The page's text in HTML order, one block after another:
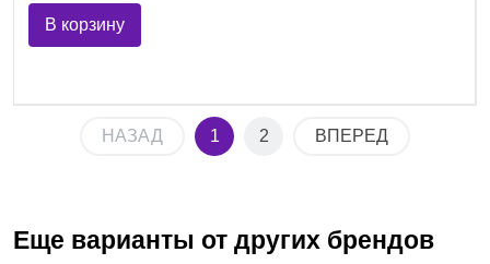
В корзину
НАЗАД 1 2 ВПЕРЕД
Еще варианты от других брендов